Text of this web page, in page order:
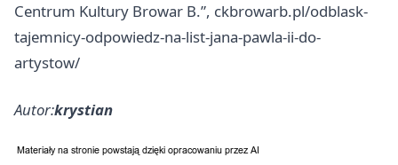
Centrum Kultury Browar B.”, ckbrowarb.pl/odblask-
tajemnicy-odpowiedz-na-list-jana-pawla-ii-do-
artystow/
Autor:krystian